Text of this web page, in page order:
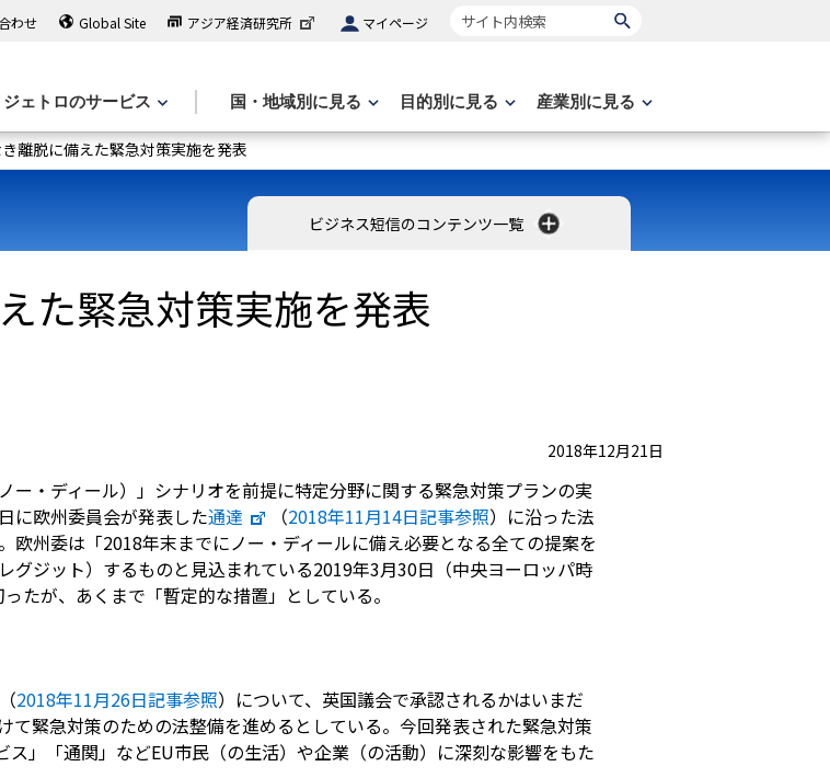
わせ Global Site アジア経済研究所 マイページ サイト内検索
ジェトロのサービス 国・地域別に見る 目的別に見る 産業別に見る
離脱に備えた緊急対策実施を発表
ビジネス短信のコンテンツ一覧
た緊急対策実施を発表
2018年12月21日
ー・ディール）」シナリオを前提に特定分野に関する緊急対策プランの実
に欧州委員会が発表した通達 （2018年11月14日記事参照）に沿った法
州委は「2018年末までにノー・ディールに備え必要となる全ての提案を
グジット）するものと見込まれている2019年3月30日（中央ヨーロッパ時
たが、あくまで「暫定的な措置」としている。
2018年11月26日記事参照）について、英国議会で承認されるかはいまだ
て緊急対策のための法整備を進めるとしている。今回発表された緊急対策
」「通関」などEU市民（の生活）や企業（の活動）に深刻な影響をもた